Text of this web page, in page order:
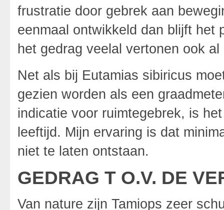
frustratie door gebrek aan
eenmaal ontwikkeld dan blijft het
het gedrag veelal vertonen ook
Net als bij Eutamias sibiricus
gezien worden als een
indicatie voor ruimtegebrek, is
leeftijd. Mijn ervaring is dat
niet te laten ontstaan.
GEDRAG T O.V. DE
Van nature zijn Tamiops zeer